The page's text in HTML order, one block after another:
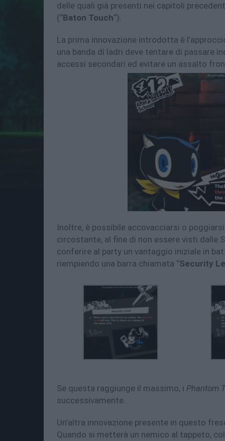
delle quali già presenti nei capitoli
(“Baton Touch“).
La prima innovazione introdotta è
una banda di ladri deve tentare di passare
accessi secondari ed evitare un assalto
Inoltre, è possibile accovacciarsi o
circostante, al fine di non essere visti dalle
conferire al party un vantaggio iniziale in
riempiendo una barra chiamata “Security
Se questa raggiunge il massimo, i Phantom
successivamente.
Un’altra innovazione presente in questo
Quando si metterà un nemico al tappeto,